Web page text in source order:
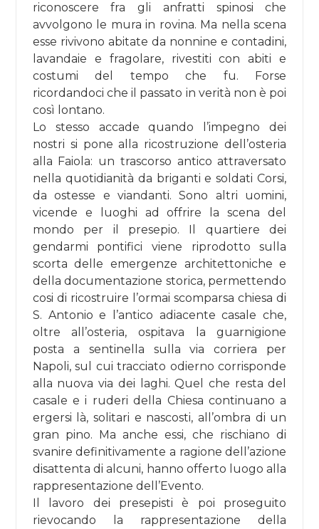
riconoscere fra gli anfratti spinosi che
avvolgono le mura in rovina. Ma nella scena
esse rivivono abitate da nonnine e contadini,
lavandaie e fragolare, rivestiti con abiti e
costumi del tempo che fu. Forse
ricordandoci che il passato in verità non è poi
così lontano.
Lo stesso accade quando l’impegno dei
nostri si pone alla ricostruzione dell’osteria
alla Faiola: un trascorso antico attraversato
nella quotidianità da briganti e soldati Corsi,
da ostesse e viandanti. Sono altri uomini,
vicende e luoghi ad offrire la scena del
mondo per il presepio. Il quartiere dei
gendarmi pontifici viene riprodotto sulla
scorta delle emergenze architettoniche e
della documentazione storica, permettendo
cosi di ricostruire l’ormai scomparsa chiesa di
S. Antonio e l’antico adiacente casale che,
oltre all’osteria, ospitava la guarnigione
posta a sentinella sulla via corriera per
Napoli, sul cui tracciato odierno corrisponde
alla nuova via dei laghi. Quel che resta del
casale e i ruderi della Chiesa continuano a
ergersi là, solitari e nascosti, all’ombra di un
gran pino. Ma anche essi, che rischiano di
svanire definitivamente a ragione dell’azione
disattenta di alcuni, hanno offerto luogo alla
rappresentazione dell’Evento.
Il lavoro dei presepisti è poi proseguito
rievocando la rappresentazione della